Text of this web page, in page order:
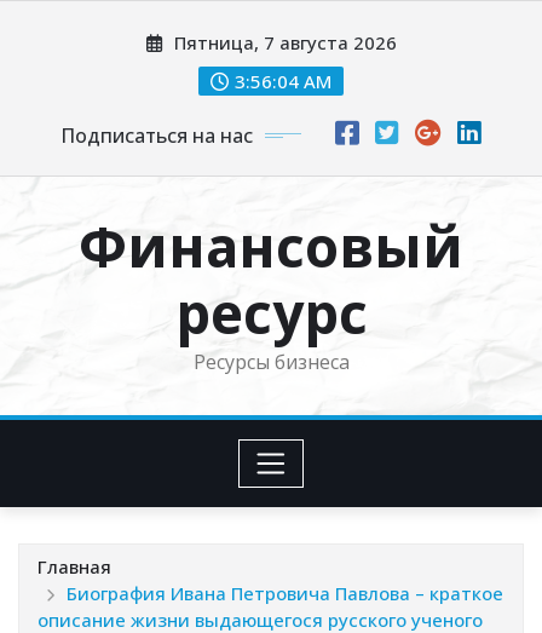
Пятница, 7 августа 2026
3:56:05 AM
Подписаться на нас
Финансовый
ресурс
Ресурсы бизнеса
Главная
Биография Ивана Петровича Павлова – краткое
описание жизни выдающегося русского ученого